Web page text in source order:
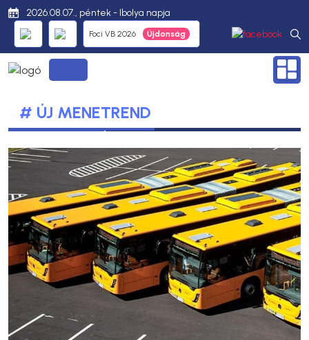
2026.08.07., péntek - Ibolya napja
Foci VB 2026
# ÚJ MENETREND